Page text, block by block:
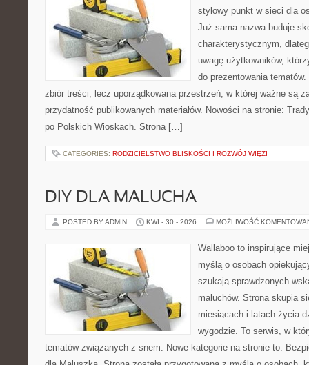
stylowy punkt w sieci dla
Już sama nazwa buduje
charakterystycznym,
uwagę użytkowników,
do prezentowania
zbiór treści, lecz uporządkowana przestrzeń, w której ważne są
przydatność publikowanych materiałów. Nowości na stronie:
po Polskich Wioskach. Strona […]
CATEGORIES: RODZICIELSTWO BLISKOŚCI I ROZWÓJ WIĘZI
DIY DLA MALUCHA
POSTED BY ADMIN KWI - 30 - 2026 MOŻLIWOŚĆ
Wallaboo to inspirujące
myślą o osobach
szukają sprawdzonych
maluchów. Strona skupia
miesiącach i latach życia
wygodzie. To serwis, w
tematów związanych z snem. Nowe kategorie na stronie to: